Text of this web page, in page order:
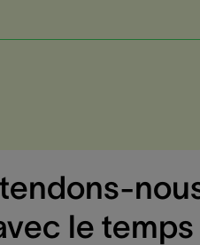
le temps